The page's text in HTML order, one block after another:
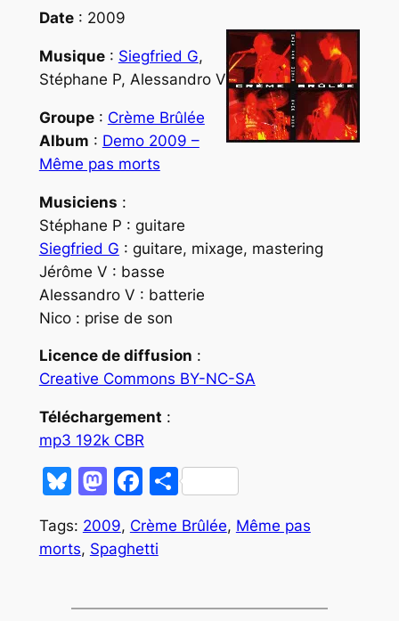
Date: 2009
Musique: Siegfried G,
Stéphane P, Alessandro V
Groupe: Crème Brûlée
Album : Demo 2009 –
Même pas morts
Musiciens :
Stéphane P : guitare
Siegfried G : guitare, mixage, mastering
Jérôme V : basse
Alessandro V : batterie
Nico : prise de son
Licence de diffusion :
Creative Commons BY-NC-SA
Téléchargement :
mp3 192k CBR
Bluesky
Mastodon
Facebook
Partager
Tags: 2009, Crème Brûlée, Même pas
morts, Spaghetti